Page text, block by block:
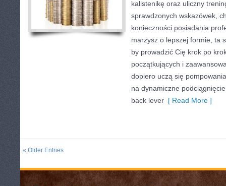
kalistenikę oraz uliczny
sprawdzonych wskazówek,
konieczności posiadania
marzysz o lepszej formie, ta
by prowadzić Cię krok po
początkujących i
dopiero uczą się
na dynamiczne
back lever [ Read More ]
« Older Entries